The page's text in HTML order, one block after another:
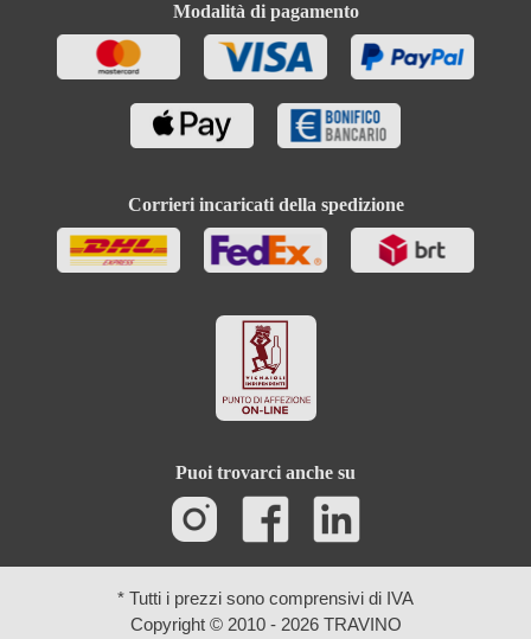
Modalità di pagamento
Corrieri incaricati della spedizione
Puoi trovarci anche su
* Tutti i prezzi sono comprensivi di IVA
Copyright © 2010 - 2026 TRAVINO
Ricerca avanzata